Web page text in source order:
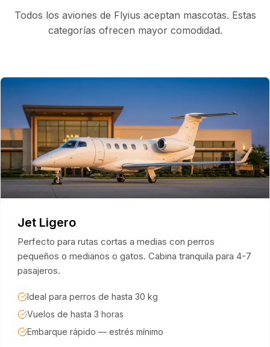
Todos los aviones de Flyius aceptan mascotas. Estas
categorías ofrecen mayor comodidad.
Jet Ligero
Perfecto para rutas cortas a medias con perros
pequeños o medianos o gatos. Cabina tranquila para 4-7
pasajeros.
Ideal para perros de hasta 30 kg
Vuelos de hasta 3 horas
Embarque rápido — estrés mínimo